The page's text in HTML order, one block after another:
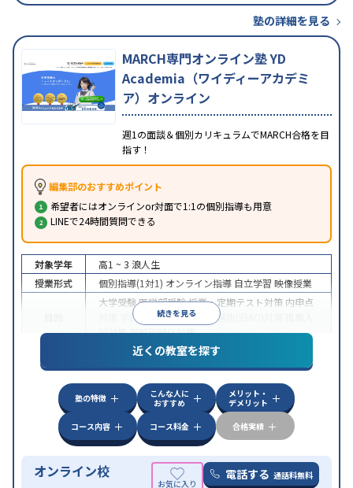
塾の詳細を見る
MARCH専門オンライン塾 YD
Academia（ワイディーアカデミ
ア）オンライン
週1の面談＆個別カリキュラムでMARCH合格を目
指す！
編集部のおすすめポイント
希望者にはオンラインor対面で1:1の個別指導も用意
LINEで24時間質問できる
続きを見る
対象学年 高1 ~ 3 浪人生
授業形式
個別指導(1対1) オンライン指導 自立学習 映像授業
大学受験医学部受験授業・定期テスト対策 内申点
学習習慣の定着 総合型選抜(旧AO)対策
試対策学校別特化対策
特徴
中高一貫校生に対応授業の振替可能
学習にPC・タブレットを利用オンライン対応1
科目から受講可能
近くの教室を探す
塾の特徴
こんな人に
おすすめ
メリット・
デメリット
コース内容
コース料金 合格実績
オンライン校 電話する 通話料無料